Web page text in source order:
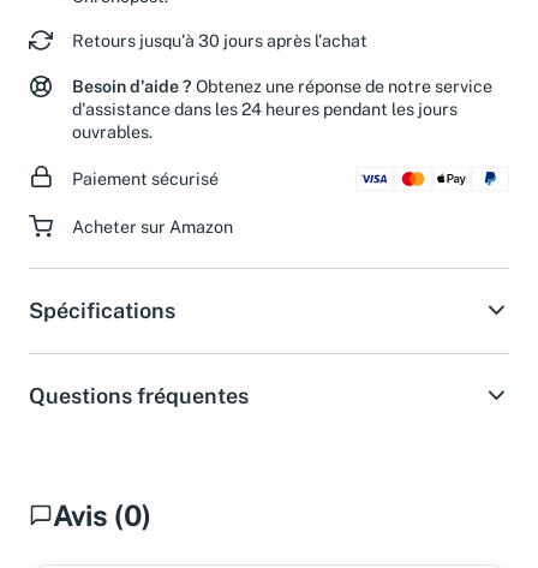
Retours jusqu'à 30 jours après l'achat
Besoin d'aide ? Obtenez une réponse de notre service
d'assistance dans les 24 heures pendant les jours
ouvrables.
Paiement sécurisé
Acheter sur Amazon
Spécifications
Questions fréquentes
Avis (0)